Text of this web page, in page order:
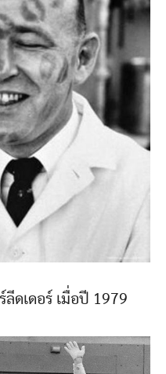
ลีดเดอร์ เมื่อปี 1979